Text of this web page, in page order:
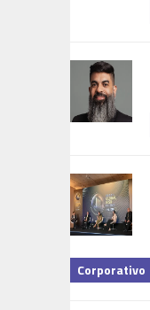
Corporativo